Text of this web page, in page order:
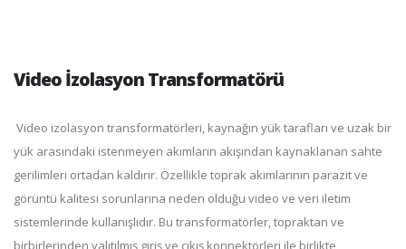
Video İzolasyon Transformatörü
Video izolasyon transformatörleri, kaynağın yük tarafları ve uzak bir
yük arasındaki istenmeyen akımların akışından kaynaklanan sahte
gerilimleri ortadan kaldırır. Özellikle toprak akımlarının parazit ve
görüntü kalitesi sorunlarına neden olduğu video ve veri iletim
sistemlerinde kullanışlıdır. Bu transformatörler, topraktan ve
birbirlerinden yalıtılmış giriş ve çıkış konnektörleri ile birlikte